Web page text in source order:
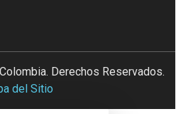
Derechos Reservados.
del Sitio